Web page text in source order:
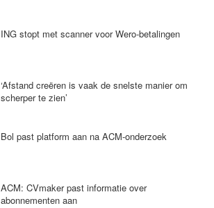
ING stopt met scanner voor Wero-betalingen
‘Afstand creëren is vaak de snelste manier om
scherper te zien’
Bol past platform aan na ACM-onderzoek
ACM: CVmaker past informatie over
abonnementen aan